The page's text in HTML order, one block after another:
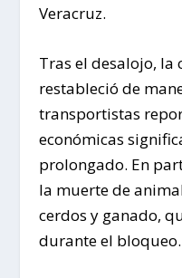
Veracruz.
Tras el desalojo, la
restableció de
transportistas
económicas
prolongado. En
la muerte de
cerdos y ganado,
durante el bloqueo.